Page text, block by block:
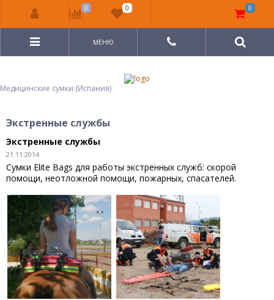
Медицинские сумки (Испания)
МЕНЮ
Экстренные службы
Экстренные службы
21.11.2014
Сумки Elite Bags для работы экстренных служб: скорой
помощи, неотложной помощи, пожарных, спасателей.
0 0 0